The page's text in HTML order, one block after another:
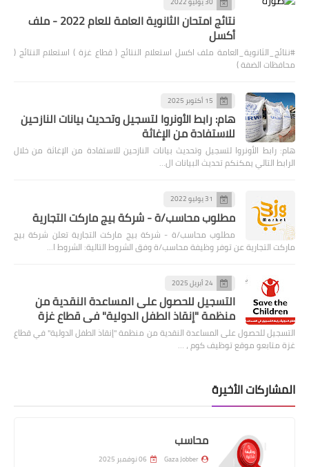
نتائج امتحان الثانوية العامة للعام 2022 - ملف
أكسل
#نتائج_الثانوية_العامة ملف اكسل استعلام النتائج ( قطاع غزة ) استعلام النتائج (
محافظات الضفة )
15 أكتوبر 2025
هام: رابط الأونروا لتسجيل وتحديث بيانات النازحين
للاستفادة من الإغاثة
هام: رابط الأونروا لتسجيل وتحديث بيانات النازحين للاستفادة من الإغاثة من خلال
الرابط التالي يمكنكم تحديث البيانات ال…
31 يوليو 2022
مطلوب محاسب/ة - شركة بيج ماركت التجارية
مطلوب محاسب/ة - شركة بيج ماركت التجارية تعلن شركة بيج
ماركت التجارية عن توفر وظيفة محاسب/ة وفق الشروط التالية: الشروط ا…
24 أبريل 2025
التسجيل للحصول على المساعدة النقدية من
منظمة "إنقاذ الطفل الدولية" في قطاع غزة
التسجيل للحصول على المساعدة النقدية من منظمة "إنقاذ الطفل الدولية" في قطاع
غزة متابعو موقع توظيف كوم ، …
المشاركات الأخيرة
محاسب
Gaza Jobber 06 نوفمبر 2025